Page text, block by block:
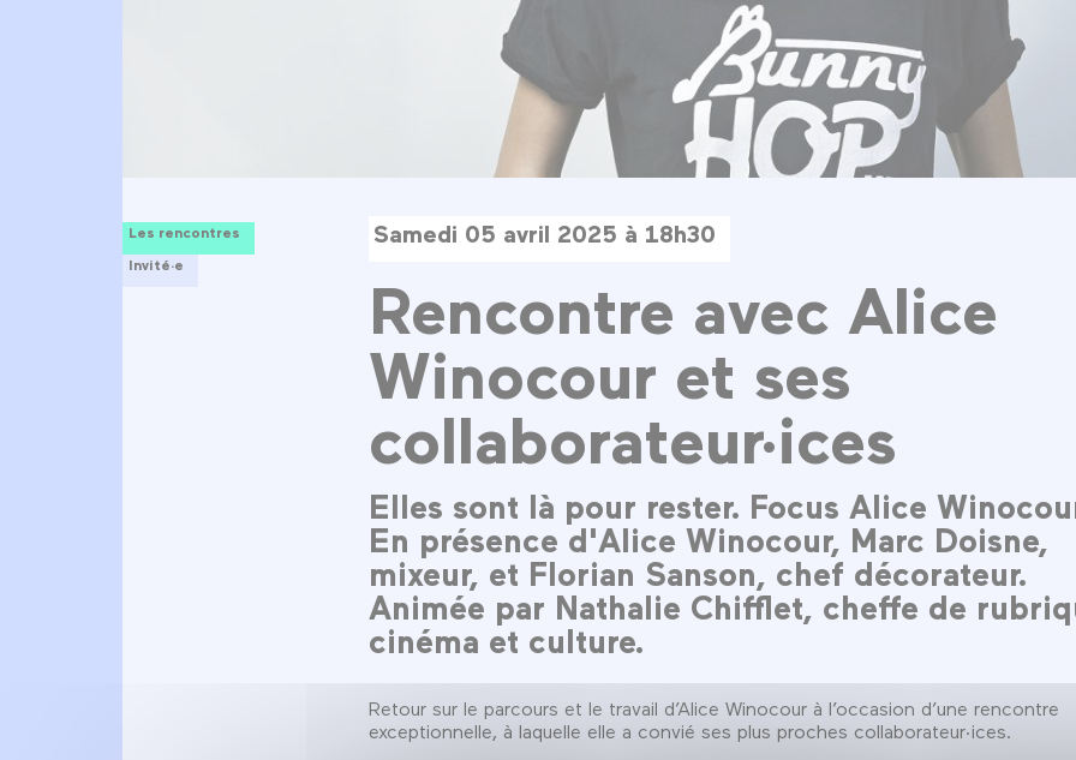
Les rencontres
Invité·e
Samedi 05 avril 2025 à 18h30
Rencontre avec Alice
Winocour et ses
collaborateur·ices
Elles sont là pour rester. Focus Alice
En présence d'Alice Winocour, Marc Doisne,
mixeur, et Florian Sanson, chef décorateur.
Animée par Nathalie Chifflet, cheffe de
cinéma et culture.
Retour sur le parcours et le travail d’Alice Winocour à l’occasion d’une rencontre
exceptionnelle, à laquelle elle a convié ses plus proches collaborateur·ices.